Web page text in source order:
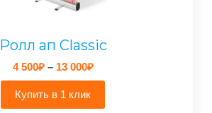
Ролл ап Classic
4 500₽ – 13 000₽Диапазон
цен:
500₽
Купить в 1 клик